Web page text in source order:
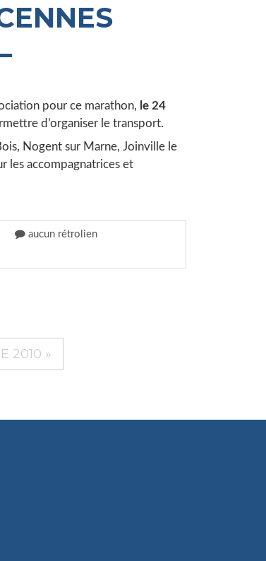
pour ce marathon, le 24
d’organiser le transport.
Nogent sur Marne, Joinville le
les accompagnatrices et
aucun rétrolien
2010 »